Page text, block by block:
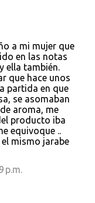
a mi mujer que
en las notas
ella también.
que hace unos
partida en que
se asomaban
aroma, me
producto iba
equivoque ..
mismo jarabe
p.m.